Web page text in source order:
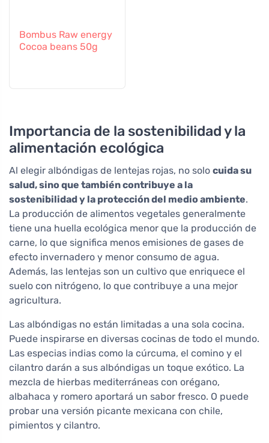
Bombus Raw energy
Cocoa beans 50g
Importancia de la sostenibilidad y la
alimentación ecológica
Al elegir albóndigas de lentejas rojas, no solo cuida su
salud, sino que también contribuye a la
sostenibilidad y la protección del medio ambiente.
La producción de alimentos vegetales generalmente
tiene una huella ecológica menor que la producción de
carne, lo que significa menos emisiones de gases de
efecto invernadero y menor consumo de agua.
Además, las lentejas son un cultivo que enriquece el
suelo con nitrógeno, lo que contribuye a una mejor
agricultura.
Las albóndigas no están limitadas a una sola cocina.
Puede inspirarse en diversas cocinas de todo el mundo.
Las especias indias como la cúrcuma, el comino y el
cilantro darán a sus albóndigas un toque exótico. La
mezcla de hierbas mediterráneas con orégano,
albahaca y romero aportará un sabor fresco. O puede
probar una versión picante mexicana con chile,
pimientos y cilantro.